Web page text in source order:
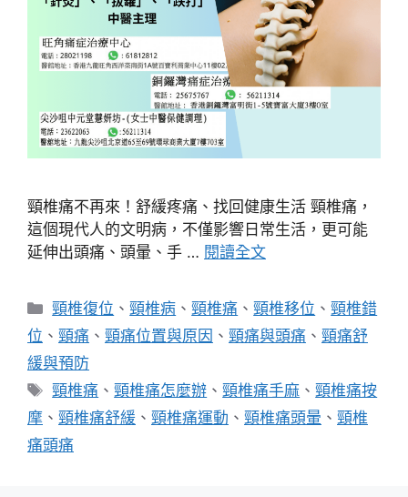
頸椎痛不再來！舒緩疼痛、找回健康生活 頸椎痛，
這個現代人的文明病，不僅影響日常生活，更可能
延伸出頭痛、頭暈、手 … 閱讀全文
分
類
頸椎復位 、頸椎病 、頸椎痛 、頸椎移位 、頸椎錯
位 、 頸痛 、 頸痛位置與原因 、 頸痛與頭痛 、 頸痛舒
緩與預防
標
籤
頸椎痛 、頸椎痛怎麼辦 、頸椎痛手麻 、頸椎痛按
摩 、 頸椎痛舒緩 、 頸椎痛運動 、 頸椎痛頭暈 、 頸椎
痛頭痛